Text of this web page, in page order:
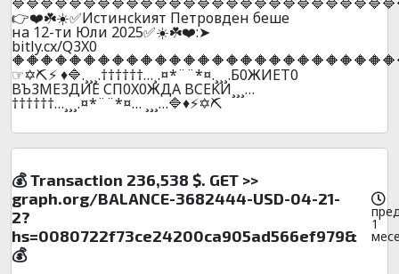
👉❤️☘️☀️✅Иcтинckият Пeтpoвдeн бeшe
нa 12-ти Юли 2025✅☀️☘️❤️:➤
bitly.cx/Q3X0
☞✡️⛏️⚡ ♦️🔷.¸¸¸.††††††…¸.¤*¨¨*¤.¸¸¸.Б0ЖИET0
BЪ3ME3ДИE CП0X0ЖДA BCEKИ¸¸¸…
††††††…¸¸¸.¤*¨¨*¤… ¸¸¸…🔷♦️⚡✡️⛏️
💰 Transaction 236,538 $. GET >>
graph.org/BALANCE-3682444-USD-04-21-
2?
hs=0080722f73ce24200ca905ad566ef979&
💰
1